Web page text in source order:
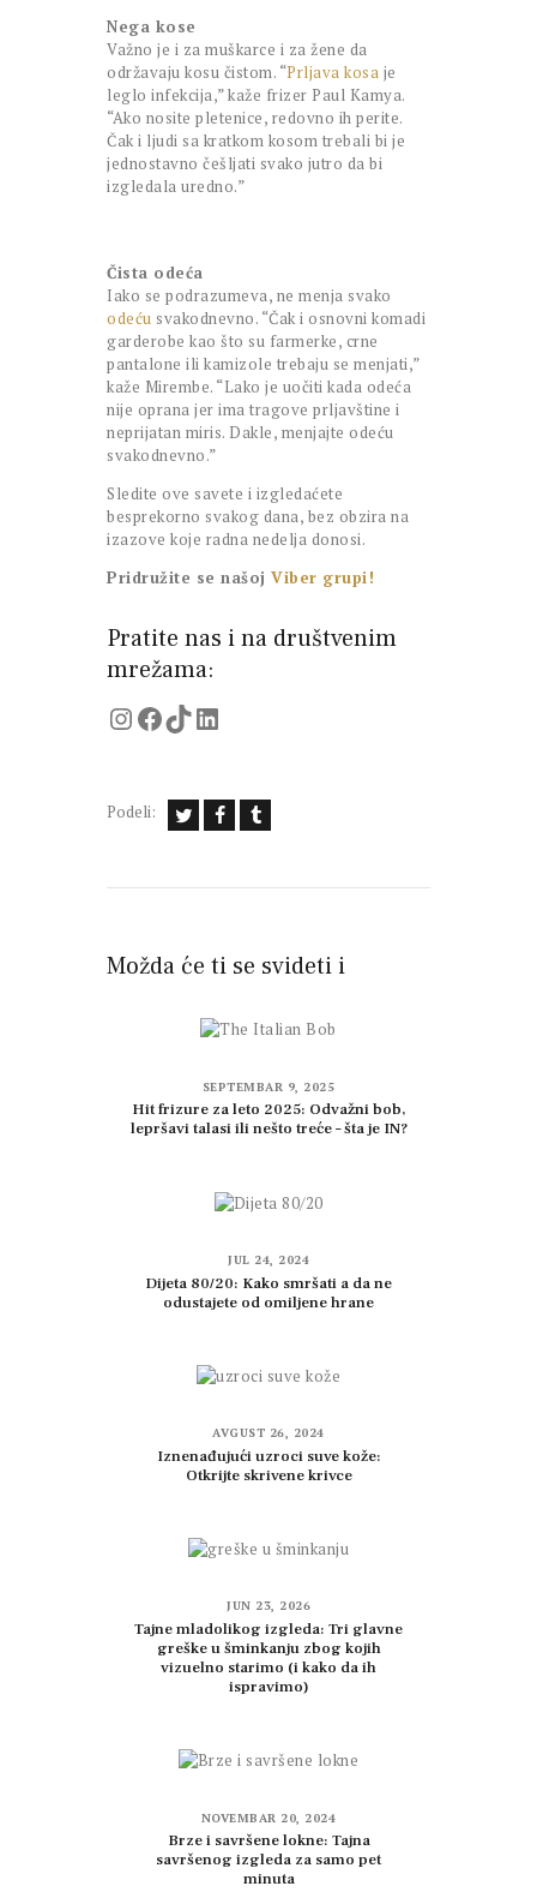
Nega kose
Važno je i za muškarce i za žene da
održavaju kosu čistom. “Prljava kosa je
leglo infekcija,” kaže frizer Paul Kamya.
“Ako nosite pletenice, redovno ih perite.
Čak i ljudi sa kratkom kosom trebali bi je
jednostavno češljati svako jutro da bi
izgledala uredno.”
Čista odeća
Iako se podrazumeva, ne menja svako
odeću svakodnevno. “Čak i osnovni komadi
garderobe kao što su farmerke, crne
pantalone ili kamizole trebaju se menjati,”
kaže Mirembe. “Lako je uočiti kada odeća
nije oprana jer ima tragove prljavštine i
neprijatan miris. Dakle, menjajte odeću
svakodnevno.”
Sledite ove savete i izgledaćete
besprekorno svakog dana, bez obzira na
izazove koje radna nedelja donosi.
Pridružite se našoj Viber grupi!
Pratite nas i na društvenim
mrežama:
Instagram
Facebook
TikTok
LinkedIn
Podeli:
Možda će ti se svideti i
SEPTEMBAR 9, 2025
Hit frizure za leto 2025: Odvažni bob,
lepršavi talasi ili nešto treće – šta je IN?
JUL 24, 2024
Dijeta 80/20: Kako smršati a da ne
odustajete od omiljene hrane
AVGUST 26, 2024
Iznenađujući uzroci suve kože:
Otkrijte skrivene krivce
JUN 23, 2026
Tajne mladolikog izgleda: Tri glavne
greške u šminkanju zbog kojih
vizuelno starimo (i kako da ih
ispravimo)
NOVEMBAR 20, 2024
Brze i savršene lokne: Tajna
savršenog izgleda za samo pet
minuta